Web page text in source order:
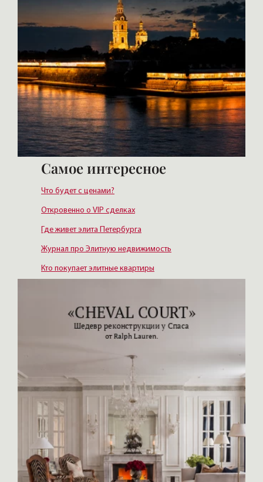
Самое интересное
Что будет с ценами?
Откровенно о VIP сделках
Где живет элита Петербурга
Журнал про Элитную недвижимость
Кто покупает элитные квартиры